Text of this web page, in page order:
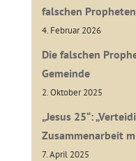
falschen
4. Februar 2026
Die falschen
Gemeinde
2. Oktober 2025
„Jesus 25“:
Zusammenarbeit
7. April 2025